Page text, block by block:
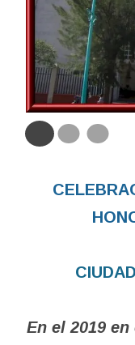
En el 2019